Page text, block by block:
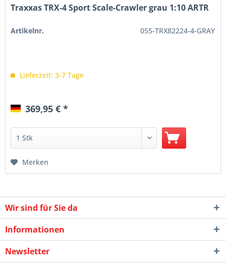
Traxxas TRX-4 Sport Scale-Crawler grau 1:10 ARTR
Artikelnr. 055-TRX82224-4-GRAY
Lieferzeit: 3-7 Tage
369,95 € *
Merken
Wir sind für Sie da
Informationen
Newsletter